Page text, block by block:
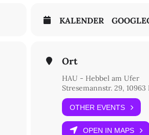
KALENDER
Ort
HAU - Hebbel am Ufer
Stresemannstr. 29, 10963
OTHER EVENTS
OPEN IN MAPS